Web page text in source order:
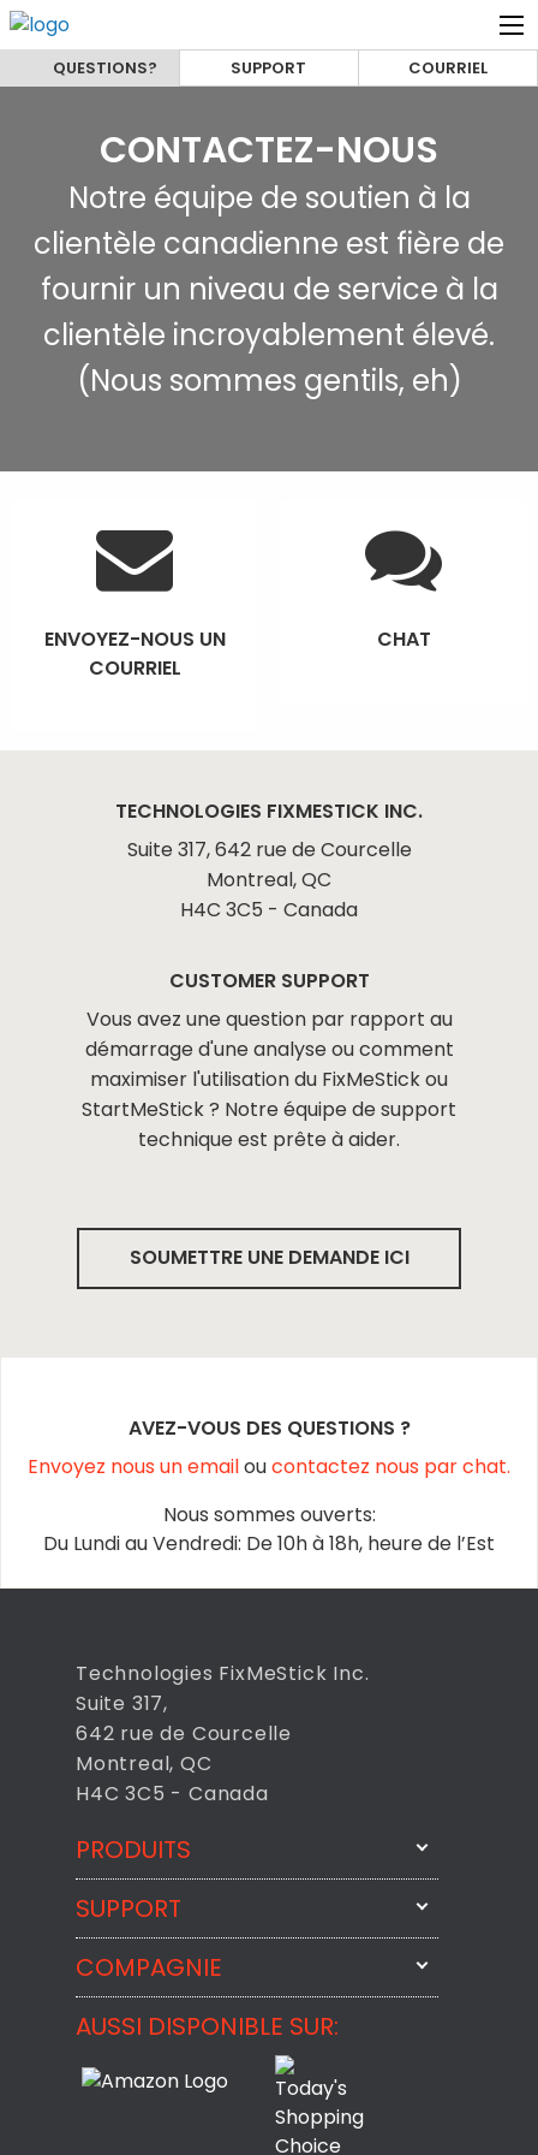
QUESTIONS? SUPPORT COURRIEL
CONTACTEZ-NOUS
Notre équipe de soutien à la
clientèle canadienne est fière de
fournir un niveau de service à la
clientèle incroyablement élevé.
(Nous sommes gentils, eh)
ENVOYEZ-NOUS UN
COURRIEL
CHAT
TECHNOLOGIES FIXMESTICK INC.
Suite 317, 642 rue de Courcelle
Montreal, QC
H4C 3C5 - Canada
CUSTOMER SUPPORT
Vous avez une question par rapport au
démarrage d'une analyse ou comment
maximiser l'utilisation du FixMeStick ou
StartMeStick ? Notre équipe de support
technique est prête à aider.
SOUMETTRE UNE DEMANDE ICI
AVEZ-VOUS DES QUESTIONS ?
Envoyez nous un emailoucontactez nous par chat.
Nous sommes ouverts:
Du Lundi au Vendredi: De 10h à 18h, heure de l’Est
Technologies FixMeStick Inc.
Suite 317,
642 rue de Courcelle
Montreal, QC
H4C 3C5 - Canada
PRODUITS
FixMeStick
BackMeUp
CheckMeMessage
SUPPORT
Contactez-nous par courriel
COMPAGNIE
À propos
Contact
Commentaires des Clients
AUSSI DISPONIBLE SUR: